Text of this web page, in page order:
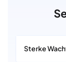
Sterke